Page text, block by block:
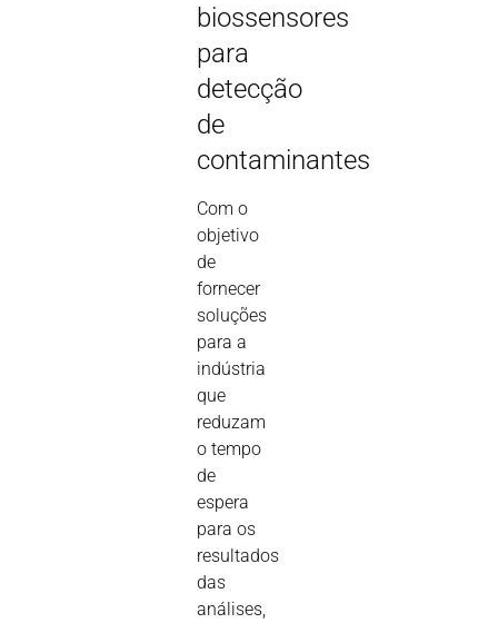
biossensores
para
detecção
de
contaminantes
Com o
objetivo
de
fornecer
soluções
para a
indústria
que
reduzam
o tempo
de
espera
para os
resultados
das
análises,